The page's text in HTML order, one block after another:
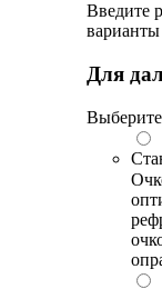
Введите
варианты
Для